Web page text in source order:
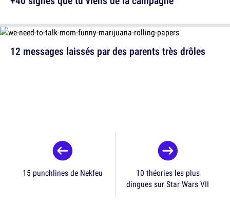
12 messages laissés par des parents très drôles
15 punchlines de Nekfeu
10 théories les plus
dingues sur Star Wars VII